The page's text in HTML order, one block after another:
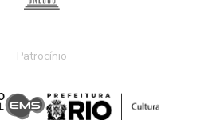
Patrocínio